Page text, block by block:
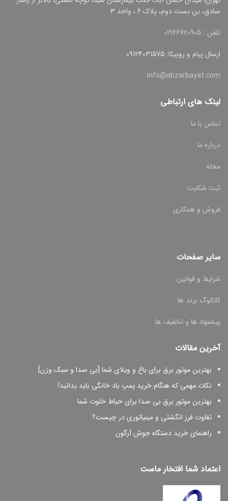
صادق، بن بست دوم، پلاک 6 ، واحد 3
تلفن : 02166720905
ارسال پیام و روبیکا: 09124031575
info@abzarbayat.com
لینک های ارتباطی
تماس با ما
درباره ما
مجله
ثبت شکایت
فروش و همکاری
سایر صفحات
شرایط و قوانین
کاتالوگ برند ها
پیشنهاد ها و تخفیف ها
آخرین مقالات
بهترین موتور برق برای باغ و ویلای شما [بی صدا و سبک وزن]
نکات مهمی که هنگام خرید پمپ باد خانگی باید بدانید!
بهترین موتور برق بی صدا برای حیاط خلوت شما
تفاوت فرز انگشتی و مینیاتوری در چیست؟
راهنمای خرید دستگاه جوش آرگون
اعتماد شما افتخار ماست